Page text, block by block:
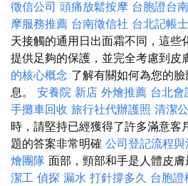
徵信公司 頭痛放鬆按摩 台胞證台南
摩服務推薦 台南徵信社 台北記帳
天接觸的通用日出面霜不同，這些
提供足夠的保護，並完全考慮到皮
的核心概念 了解有關如何為您的
息。 安養院 新店 外燴推薦 台北會
手攤車回收 旅行社代辦護照 清潔
時，請堅持已經獲得了許多滿意客
題的答案非常明確 公司登記流程
燴團隊 面部，頸部和手是人體皮膚
潔工 偵探 漏水 打針撐多久 台胞證